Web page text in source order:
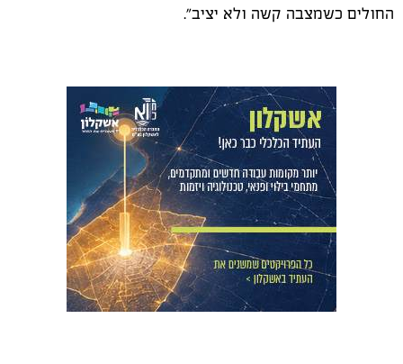
החולים כשמצבה קשה ולא יציב".